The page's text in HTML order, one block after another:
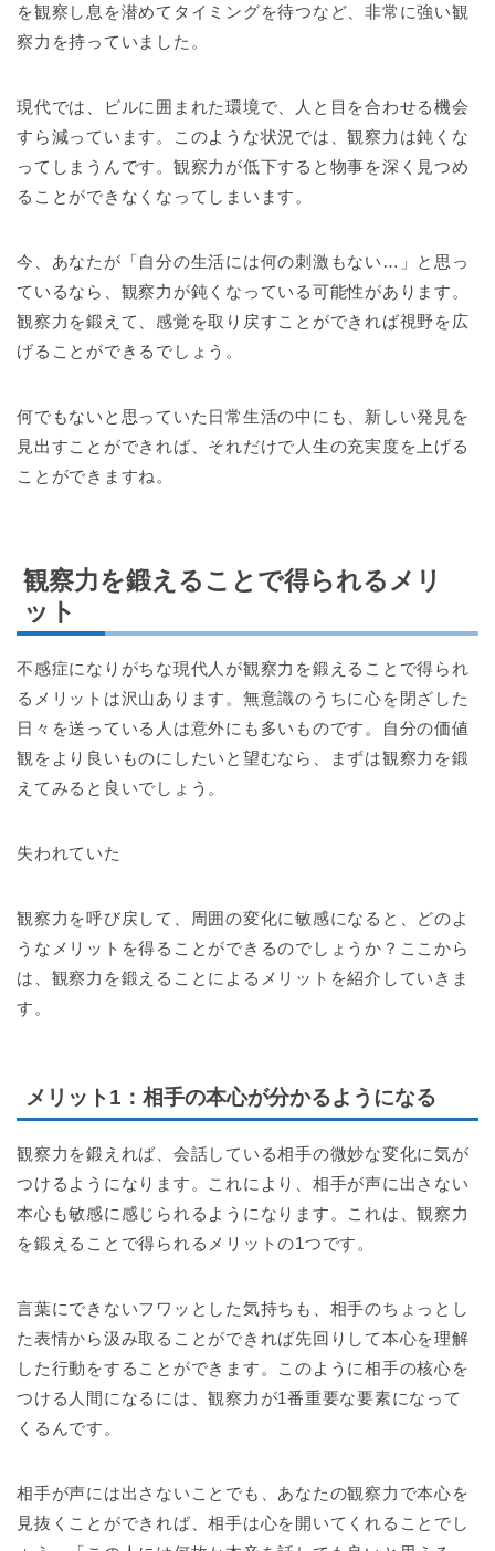
を観察し息を潜めてタイミングを待つなど、非常に強い観
察力を持っていました。
現代では、ビルに囲まれた環境で、人と目を合わせる機会
すら減っています。このような状況では、観察力は鈍くな
ってしまうんです。観察力が低下すると物事を深く見つめ
ることができなくなってしまいます。
今、あなたが「自分の生活には何の刺激もない…」と思っ
ているなら、観察力が鈍くなっている可能性があります。
観察力を鍛えて、感覚を取り戻すことができれば視野を広
げることができるでしょう。
何でもないと思っていた日常生活の中にも、新しい発見を
見出すことができれば、それだけで人生の充実度を上げる
ことができますね。
観察力を鍛えることで得られるメリ
ット
不感症になりがちな現代人が観察力を鍛えることで得られ
るメリットは沢山あります。無意識のうちに心を閉ざした
日々を送っている人は意外にも多いものです。自分の価値
観をより良いものにしたいと望むなら、まずは観察力を鍛
えてみると良いでしょう。
失われていた
観察力を呼び戻して、周囲の変化に敏感になると、どのよ
うなメリットを得ることができるのでしょうか？ここから
は、観察力を鍛えることによるメリットを紹介していきま
す。
メリット1：相手の本心が分かるようになる
観察力を鍛えれば、会話している相手の微妙な変化に気が
つけるようになります。これにより、相手が声に出さない
本心も敏感に感じられるようになります。これは、観察力
を鍛えることで得られるメリットの1つです。
言葉にできないフワッとした気持ちも、相手のちょっとし
た表情から汲み取ることができれば先回りして本心を理解
した行動をすることができます。このように相手の核心を
つける人間になるには、観察力が1番重要な要素になって
くるんです。
相手が声には出さないことでも、あなたの観察力で本心を
見抜くことができれば、相手は心を開いてくれることでし